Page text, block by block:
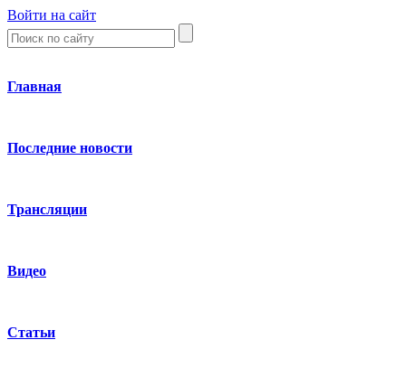
Войти на сайт
Главная
Последние новости
Трансляции
Видео
Статьи